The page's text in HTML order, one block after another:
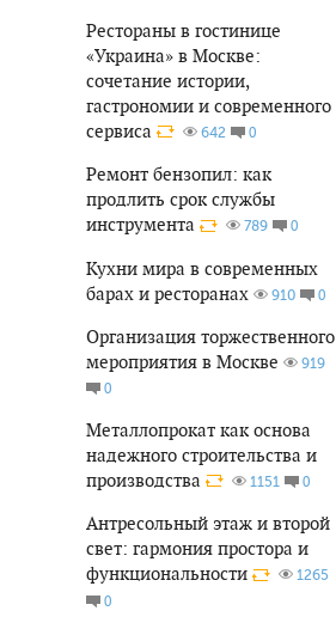
Рестораны в гостинице
«Украина» в Москве:
сочетание истории,
гастрономии и современного
сервиса
642 0
Ремонт бензопил: как
продлить срок службы
инструмента
789 0
Кухни мира в современных
барах и ресторанах
910 0
Организация торжественного
мероприятия в Москве
919
0
Металлопрокат как основа
надежного строительства и
производства
1151 0
Антресольный этаж и второй
свет: гармония простора и
функциональности
1265
0